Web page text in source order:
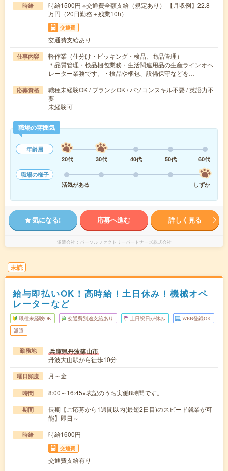
時給
時給1500円 ※交通費全額支給（規定あり） 【月収例】22.8
万円（20日勤務＋残業10h）
交通費
交通費支給あり
仕事内容
軽作業（仕分け・ピッキング・検品、商品管理）
＊品質管理・検品梱包業務・生活関連用品の生産ラインオペ
レーター業務です。・検品や梱包、設備保守などを…
応募資格
職種未経験OK / ブランクOK / パソコンスキル不要 / 英語力不
要
未経験可
職場の雰囲気
年齢層
20代
30代 40代 50代
60代
職場の様子
活気がある
しずか
気になる! 応募へ進む 詳しく見る
派遣会社 パーソルファクトリーパートナーズ株式会社
未読
給与即払いOK！高時給！土日休み！機械オペ
レーターなど
職種未経験OK 交通費別途支給あり 土日祝日が休み WEB登録OK
派遣
勤務地 兵庫県丹波篠山市
丹波大山駅から徒歩10分
曜日頻度 月～金
時間 8:00～16:45※表記のうち実働8時間です。
期間
長期【ご応募から1週間以内(最短2日目)のスピード就業が可
能】即日～
時給 時給1600円
交通費
交通費支給有り